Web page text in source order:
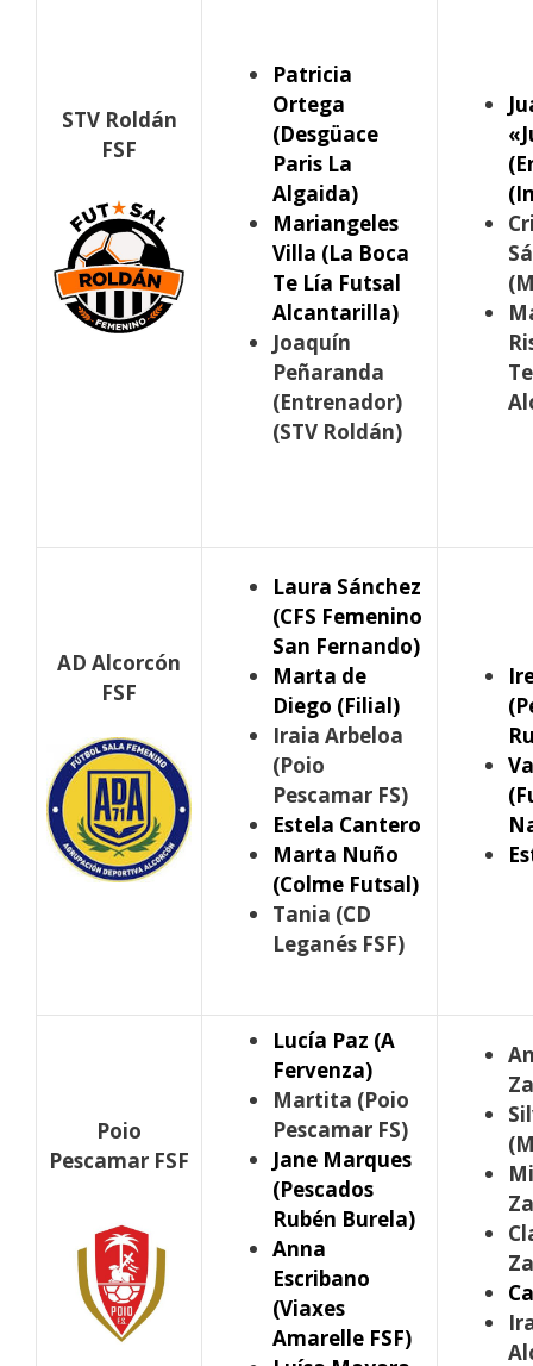
STV Roldán
FSF
Patricia
Ortega
(Desgüace
Paris La
Algaida)
Mariangeles
Villa (La Boca
Te Lía Futsal
Alcantarilla)
Joaquín
Peñaranda
(Entrenador)
(STV Roldán)
AD Alcorcón
FSF
Laura Sánchez
(CFS Femenino
San Fernando)
Marta de
Diego (Filial)
Iraia Arbeloa
(Poio
Pescamar FS)
Estela Cantero
Marta Nuño
(Colme Futsal)
Tania (CD
Leganés FSF)
Poio
Pescamar FSF
Lucía Paz (A
Fervenza)
Martita (Poio
Pescamar FS)
Jane Marques
(Pescados
Rubén Burela)
Anna
Escribano
(Viaxes
Amarelle FSF)